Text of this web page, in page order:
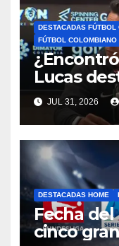
DESTACADAS
FÚTBOL COLOMBIANO
Lucas
Néider
JUL 31, 2026
DESTACADAS HOME
Fecha
cinco